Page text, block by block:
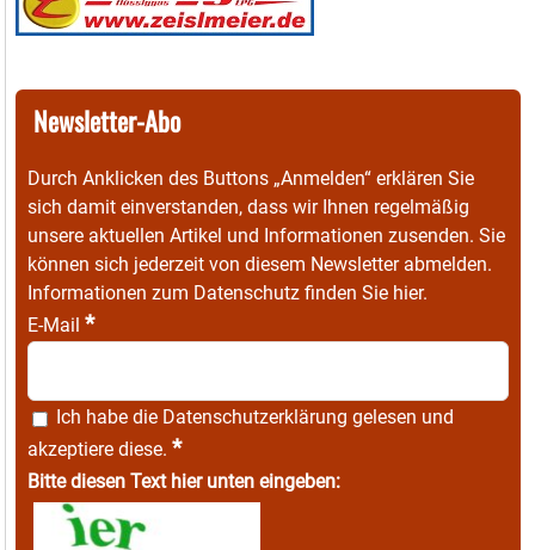
Newsletter-Abo
Durch Anklicken des Buttons „Anmelden“ erklären Sie
sich damit einverstanden, dass wir Ihnen regelmäßig
unsere aktuellen Artikel und Informationen zusenden. Sie
können sich jederzeit von diesem Newsletter abmelden.
Informationen zum Datenschutz finden Sie hier.
E-Mail *
Ich habe die Datenschutzerklärung gelesen und
akzeptiere diese. *
Bitte diesen Text hier unten eingeben: